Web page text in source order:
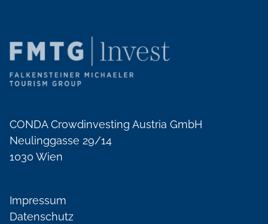
CONDA Crowdinvesting Austria GmbH
Neulinggasse 29/14
1030 Wien
Impressum
Datenschutz